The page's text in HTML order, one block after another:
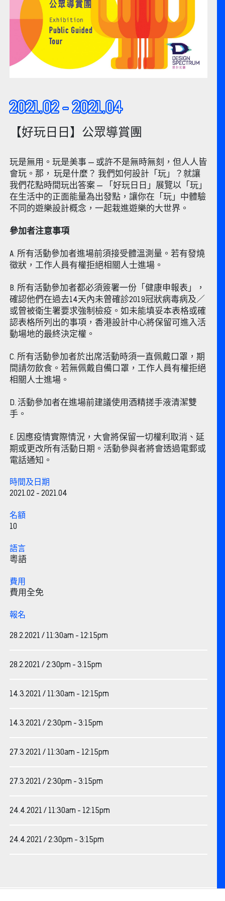
2021.02 - 2021.04
【好玩日日】公眾導賞團
玩是無用。玩是美事 — 或許不是無時無刻，但人人皆
會玩。那， 玩是什麼？ 我們如何設計「玩」？就讓
我們花點時間玩出答案 — 「好玩日日」展覽以「玩」
在生活中的正面能量為出發點，讓你在「玩」中體驗
不同的遊樂設計概念，一起栽進遊樂的大世界。
參加者注意事項
A. 所有活動參加者進場前須接受體溫測量。若有發燒
徵狀，工作人員有權拒絕相關人士進場。
B. 所有活動參加者都必須簽署一份「健康申報表」，
確認他們在過去14天內未曾確診2019冠狀病毒病及／
或曾被衛生署要求強制檢疫。如未能填妥本表格或確
認表格所列出的事項，香港設計中心將保留可進入活
動場地的最終決定權。
C. 所有活動參加者於出席活動時須一直佩戴口罩，期
間請勿飲食。若無佩戴自備口罩，工作人員有權拒絕
相關人士進場。
D. 活動參加者在進場前建議使用酒精搓手液清潔雙
手。
E. 因應疫情實際情況，大會將保留一切權利取消、延
期或更改所有活動日期。活動參與者將會透過電郵或
電話通知。
時間及日期
2021.02 - 2021.04
名額
10
語言
粵語
費用
費用全免
報名
28.2.2021 / 11:30am - 12:15pm
28.2.2021 / 2:30pm - 3:15pm
14.3.2021 / 11:30am - 12:15pm
14.3.2021 / 2:30pm - 3:15pm
27.3.2021 / 11:30am - 12:15pm
27.3.2021 / 2:30pm - 3:15pm
24.4.2021 / 11:30am - 12:15pm
24.4.2021 / 2:30pm - 3:15pm